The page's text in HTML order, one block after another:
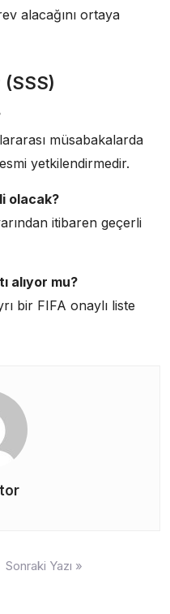
alacağını ortaya
(SSS)
müsabakalarda
yetkilendirmedir.
olacak?
itibaren geçerli
alıyor mu?
bir FIFA onaylı liste
Sonraki Yazı »